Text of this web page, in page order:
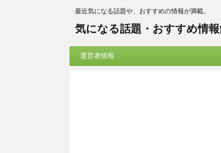
最近気になる話題や、おすすめの情報が満載。
気になる話題・おすすめ情
運営者情報